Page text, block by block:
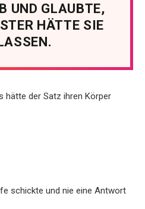
UND GLAUBTE,
HÄTTE SIE
hätte der Satz ihren Körper
schickte und nie eine Antwort